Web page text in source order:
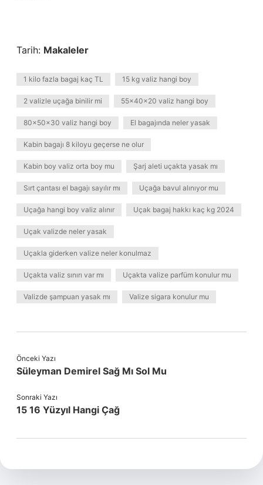
Tarih: Makaleler
1 kilo fazla bagaj kaç TL 15 kg valiz hangi boy
2 valizle uçağa binilir mi 55x40x20 valiz hangi boy
80x50x30 valiz hangi boy El bagajında neler yasak
Kabin bagajı 8 kiloyu geçerse ne olur
Kabin boy valiz orta boy mu Şarj aleti uçakta yasak mı
Sırt çantası el bagajı sayılır mı Uçağa bavul alınıyor mu
Uçağa hangi boy valiz alınır Uçak bagaj hakkı kaç kg 2024
Uçak valizde neler yasak
Uçakla giderken valize neler konulmaz
Uçakta valiz sınırı var mı Uçakta valize parfüm konulur mu
Valizde şampuan yasak mı Valize sigara konulur mu
Önceki Yazı
Süleyman Demirel Sağ Mı Sol Mu
Sonraki Yazı
15 16 Yüzyıl Hangi Çağ